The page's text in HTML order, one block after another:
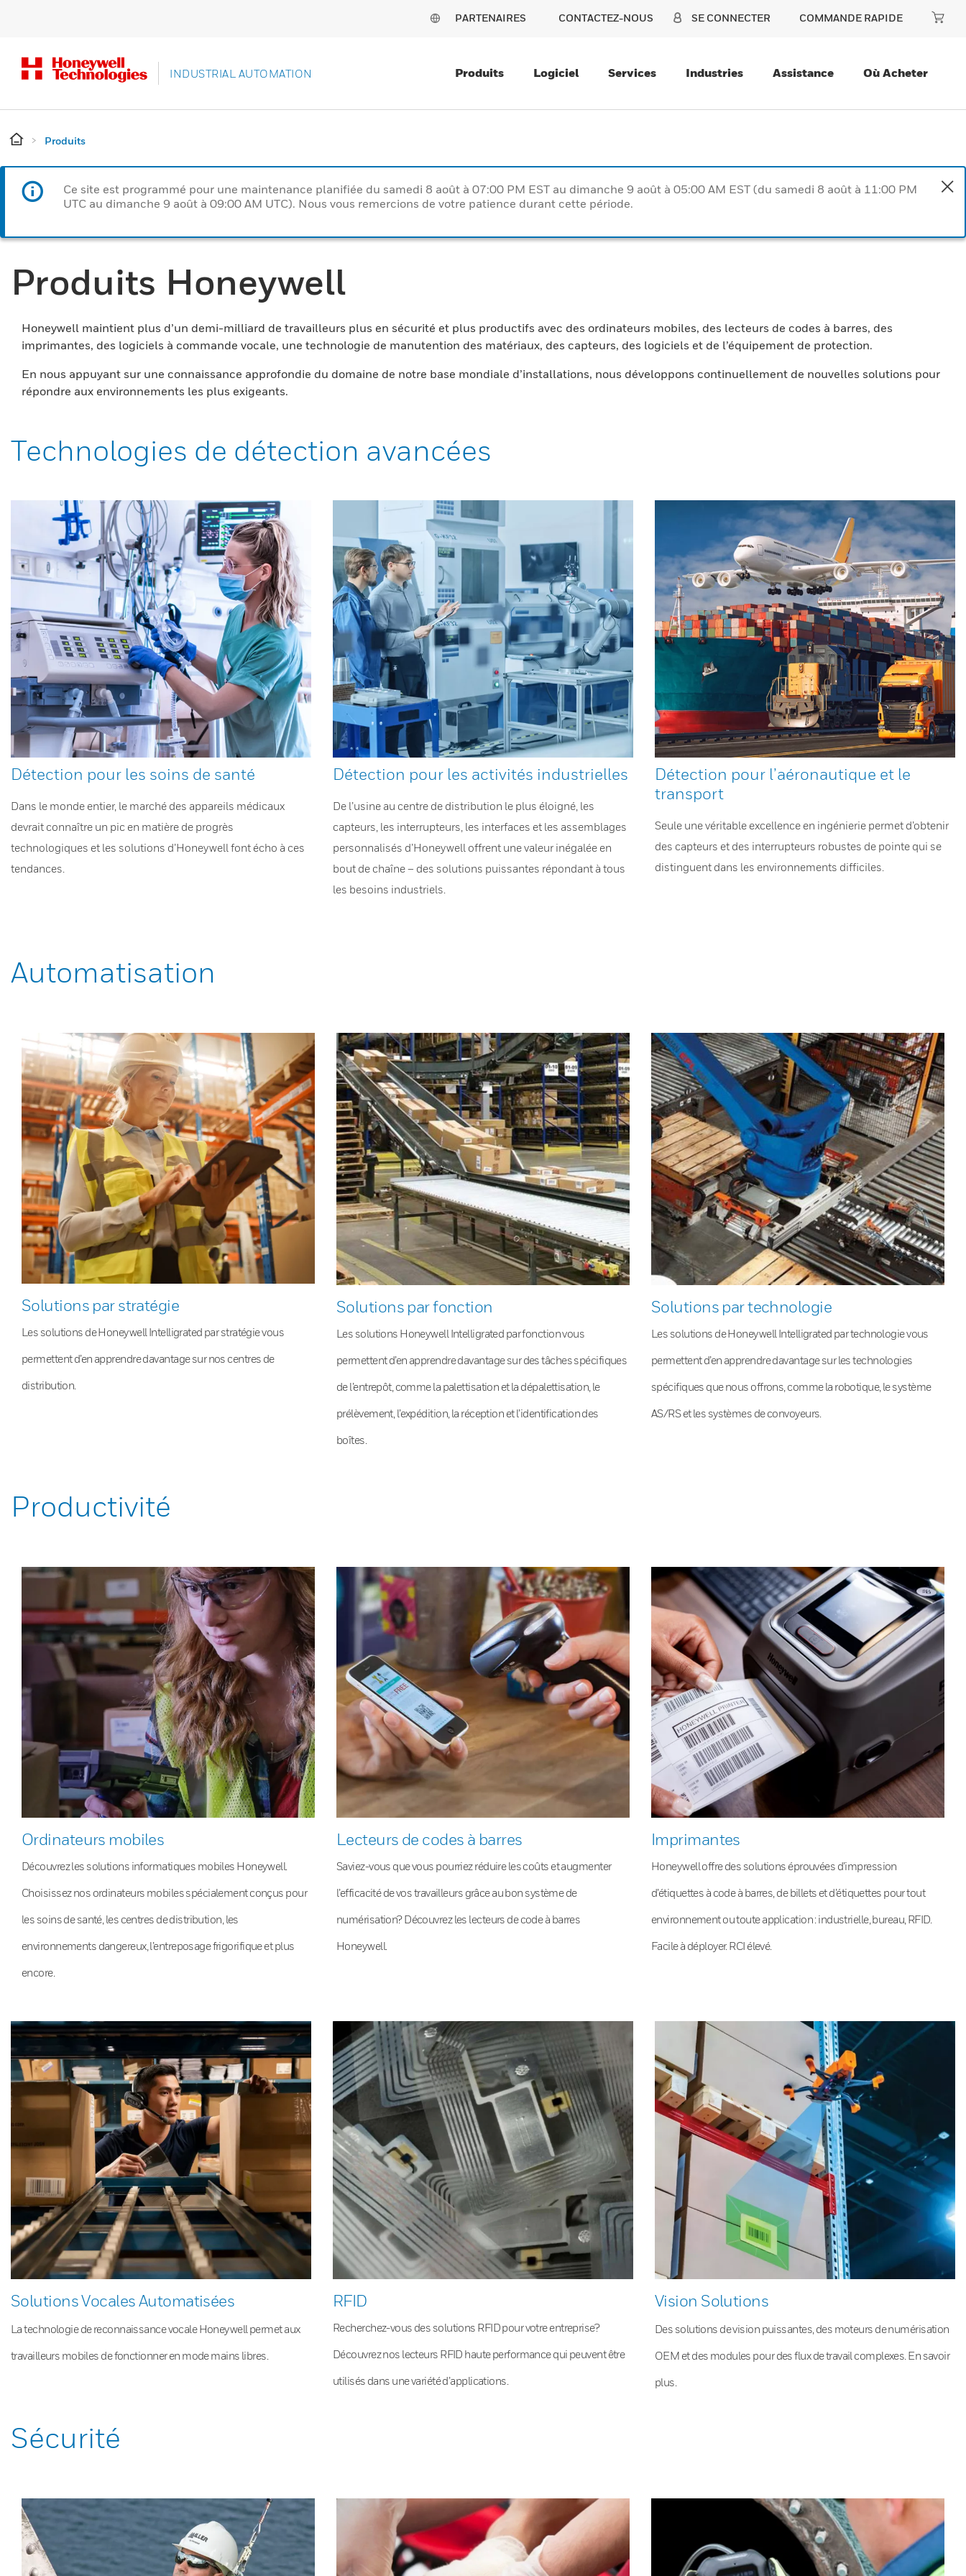
PARTENAIRES CONTACTEZ-NOUS SE CONNECTER COMMANDE RAPIDE
INDUSTRIAL AUTOMATION Produits Logiciel Services Industries Assistance Où Acheter
Produits
Ce site est programmé pour une maintenance planifiée du samedi 8 août à 07:00 PM EST au dimanche 9 août à 05:00 AM EST (du samedi 8 août à 11:00 PM
UTC au dimanche 9 août à 09:00 AM UTC). Nous vous remercions de votre patience durant cette période.
Produits Honeywell
Honeywell maintient plus d’un demi-milliard de travailleurs plus en sécurité et plus productifs avec des ordinateurs mobiles, des lecteurs de codes à barres, des
imprimantes, des logiciels à commande vocale, une technologie de manutention des matériaux, des capteurs, des logiciels et de l’équipement de protection.
En nous appuyant sur une connaissance approfondie du domaine de notre base mondiale d’installations, nous développons continuellement de nouvelles solutions pour
répondre aux environnements les plus exigeants.
Technologies de détection avancées
Détection pour les soins de santé
Dans le monde entier, le marché des appareils médicaux
devrait connaître un pic en matière de progrès
technologiques et les solutions d’Honeywell font écho à ces
tendances.
Détection pour les activités industrielles
De l’usine au centre de distribution le plus éloigné, les
capteurs, les interrupteurs, les interfaces et les assemblages
personnalisés d’Honeywell offrent une valeur inégalée en
bout de chaîne – des solutions puissantes répondant à tous
les besoins industriels.
Détection pour l’aéronautique et le
transport
Seule une véritable excellence en ingénierie permet d’obtenir
des capteurs et des interrupteurs robustes de pointe qui se
distinguent dans les environnements difficiles.
Automatisation
Solutions par stratégie
Les solutions de Honeywell Intelligrated par stratégie vous
permettent d’en apprendre davantage sur nos centres de
distribution.
Solutions par fonction
Les solutions Honeywell Intelligrated par fonction vous
permettent d’en apprendre davantage sur des tâches spécifiques
de l’entrepôt, comme la palettisation et la dépalettisation, le
prélèvement, l’expédition, la réception et l’identification des
boîtes.
Solutions par technologie
Les solutions de Honeywell Intelligrated par technologie vous
permettent d’en apprendre davantage sur les technologies
spécifiques que nous offrons, comme la robotique, le système
AS/RS et les systèmes de convoyeurs.
Productivité
Ordinateurs mobiles
Découvrez les solutions informatiques mobiles Honeywell.
Choisissez nos ordinateurs mobiles spécialement conçus pour
les soins de santé, les centres de distribution, les
environnements dangereux, l’entreposage frigorifique et plus
encore.
Lecteurs de codes à barres
Saviez-vous que vous pourriez réduire les coûts et augmenter
l’efficacité de vos travailleurs grâce au bon système de
numérisation? Découvrez les lecteurs de code à barres
Honeywell.
Imprimantes
Honeywell offre des solutions éprouvées d’impression
d’étiquettes à code à barres, de billets et d’étiquettes pour tout
environnement ou toute application : industrielle, bureau, RFID.
Facile à déployer. RCI élevé.
Solutions Vocales Automatisées
La technologie de reconnaissance vocale Honeywell permet aux
travailleurs mobiles de fonctionner en mode mains libres.
RFID
Recherchez-vous des solutions RFID pour votre entreprise?
Découvrez nos lecteurs RFID haute performance qui peuvent être
utilisés dans une variété d’applications.
Vision Solutions
Des solutions de vision puissantes, des moteurs de numérisation
OEM et des modules pour des flux de travail complexes. En savoir
plus.
Sécurité